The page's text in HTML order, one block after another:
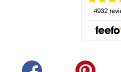
(öffnet sich in einem
(öffnet